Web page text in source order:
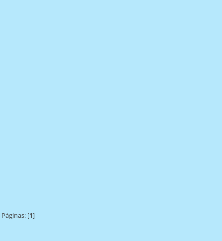
Páginas: [1]